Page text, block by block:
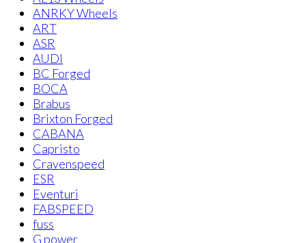
ANRKY Wheels
ART
ASR
AUDI
BC Forged
BOCA
Brabus
Brixton Forged
CABANA
Capristo
Cravenspeed
ESR
Eventuri
FABSPEED
fuss
G power